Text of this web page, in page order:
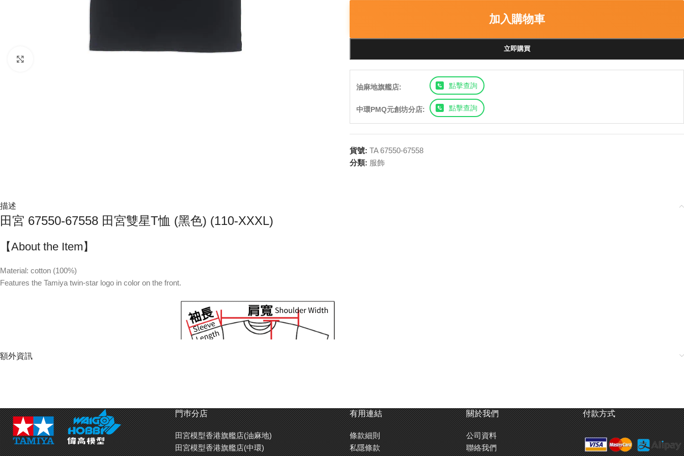
加入購物車
立即購買
油麻地旗艦店: 點擊查詢
中環PMQ元創坊分店: 點擊查詢
貨號: TA 67550-67558
分類: 服飾
描述
田宮 67550-67558 田宮雙星T恤 (黑色) (110-XXXL)
【About the Item】
Material: cotton (100%)
Features the Tamiya twin-star logo in color on the front.
額外資訊
門巿分店
田宮模型香港旗艦店(油麻地)
田宮模型香港旗艦店(中環)
有用連結
條款細則
私隱條款
關於我們
公司資料
聯絡我們
付款方式